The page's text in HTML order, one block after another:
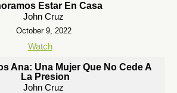
Estar En Casa
John Cruz
October 9, 2022
Watch
Ana: Una Mujer Que No Cede A
La Presion
John Cruz